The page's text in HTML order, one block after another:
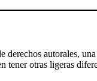
autorales,
tener otras ligeras